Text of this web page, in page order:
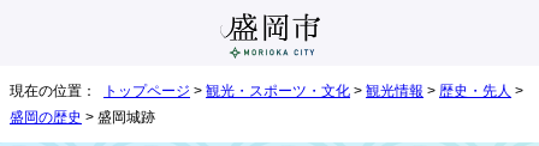
現在の位置： トップページ > 観光・スポーツ・文化 > 観光情報 > 歴史・先人 >
盛岡の歴史 > 盛岡城跡